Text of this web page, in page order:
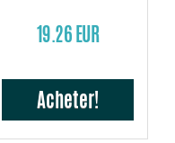
19.26 EUR
Acheter!